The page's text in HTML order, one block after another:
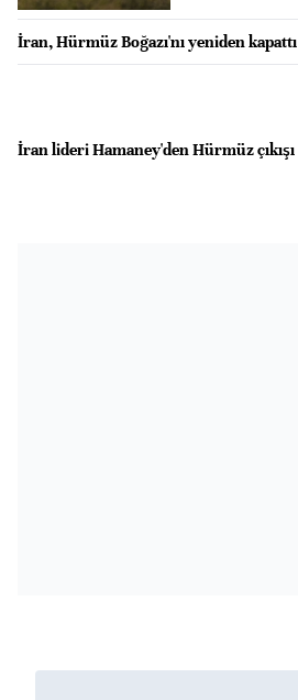
İran, Hürmüz Boğazı'nı yeniden kapattı
İran lideri Hamaney'den Hürmüz çıkışı